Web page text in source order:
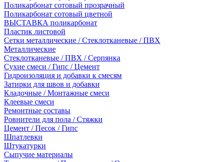
Поликарбонат сотовый прозрачный
Поликарбонат сотовый цветной
ВЫСТАВКА поликарбонат
Пластик листовой
Сетки металлические / Стеклотканевые / ПВХ
Металлические
Стеклотканевые / ПВХ / Серпянка
Сухие смеси / Гипс / Цемент
Гидроизоляция и добавки к смесям
Затирки для швов и добавки
Кладочные / Монтажные смеси
Клеевые смеси
Ремонтные составы
Ровнители для пола / Стяжки
Цемент / Песок / Гипс
Шпатлевки
Штукатурки
Сыпучие материалы